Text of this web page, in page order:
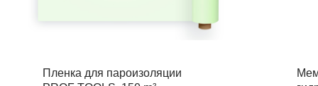
Пленка для пароизоляции